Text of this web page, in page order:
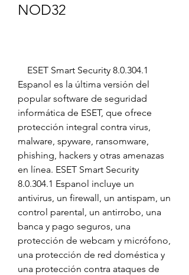
NOD32
Espanol es la última versión del
popular software de seguridad
informática de ESET, que ofrece
protección integral contra virus,
malware, spyware, ransomware,
phishing, hackers y otras amenazas
en línea. ESET Smart Security
8.0.304.1 Espanol incluye un
antivirus, un firewall, un antispam, un
control parental, un antirrobo, una
banca y pago seguros, una
protección de webcam y micrófono,
una protección de red doméstica y
una protección contra ataques de